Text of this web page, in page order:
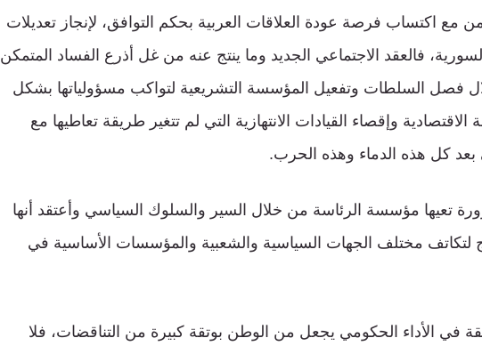
مع اكتساب فرصة عودة العلاقات العربية بحكم التوافق، لإنجاز تعديلات
فالعقد الاجتماعي الجديد وما ينتج عنه من غل أذرع الفساد المتمكن
السلطات وتفعيل المؤسسة التشريعية لتواكب مسؤولياتها بشكل
وإقصاء القيادات الانتهازية التي لم تتغير طريقة تعاطيها مع
بعد كل هذه الدماء وهذه الحرب.
تعيها مؤسسة الرئاسة من خلال السير والسلوك السياسي وأعتقد أنها
لتكاتف مختلف الجهات السياسية والشعبية والمؤسسات الأساسية في
في الأداء الحكومي يجعل من الوطن بوتقة كبيرة من التناقضات، فلا